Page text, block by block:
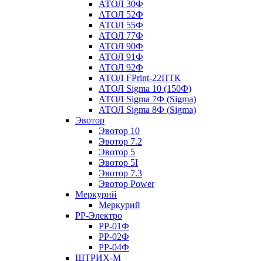
АТОЛ 30Ф
АТОЛ 52Ф
АТОЛ 55Ф
АТОЛ 77Ф
АТОЛ 90Ф
АТОЛ 91Ф
АТОЛ 92Ф
АТОЛ FPrint-22ПТК
АТОЛ Sigma 10 (150Ф)
АТОЛ Sigma 7Ф (Sigma)
АТОЛ Sigma 8Ф (Sigma)
Эвотор
Эвотор 10
Эвотор 7.2
Эвотор 5
Эвотор 5I
Эвотор 7.3
Эвотор Power
Меркурий
Меркурий
РР-Электро
РР-01Ф
РР-02Ф
РР-04Ф
ШТРИХ-М